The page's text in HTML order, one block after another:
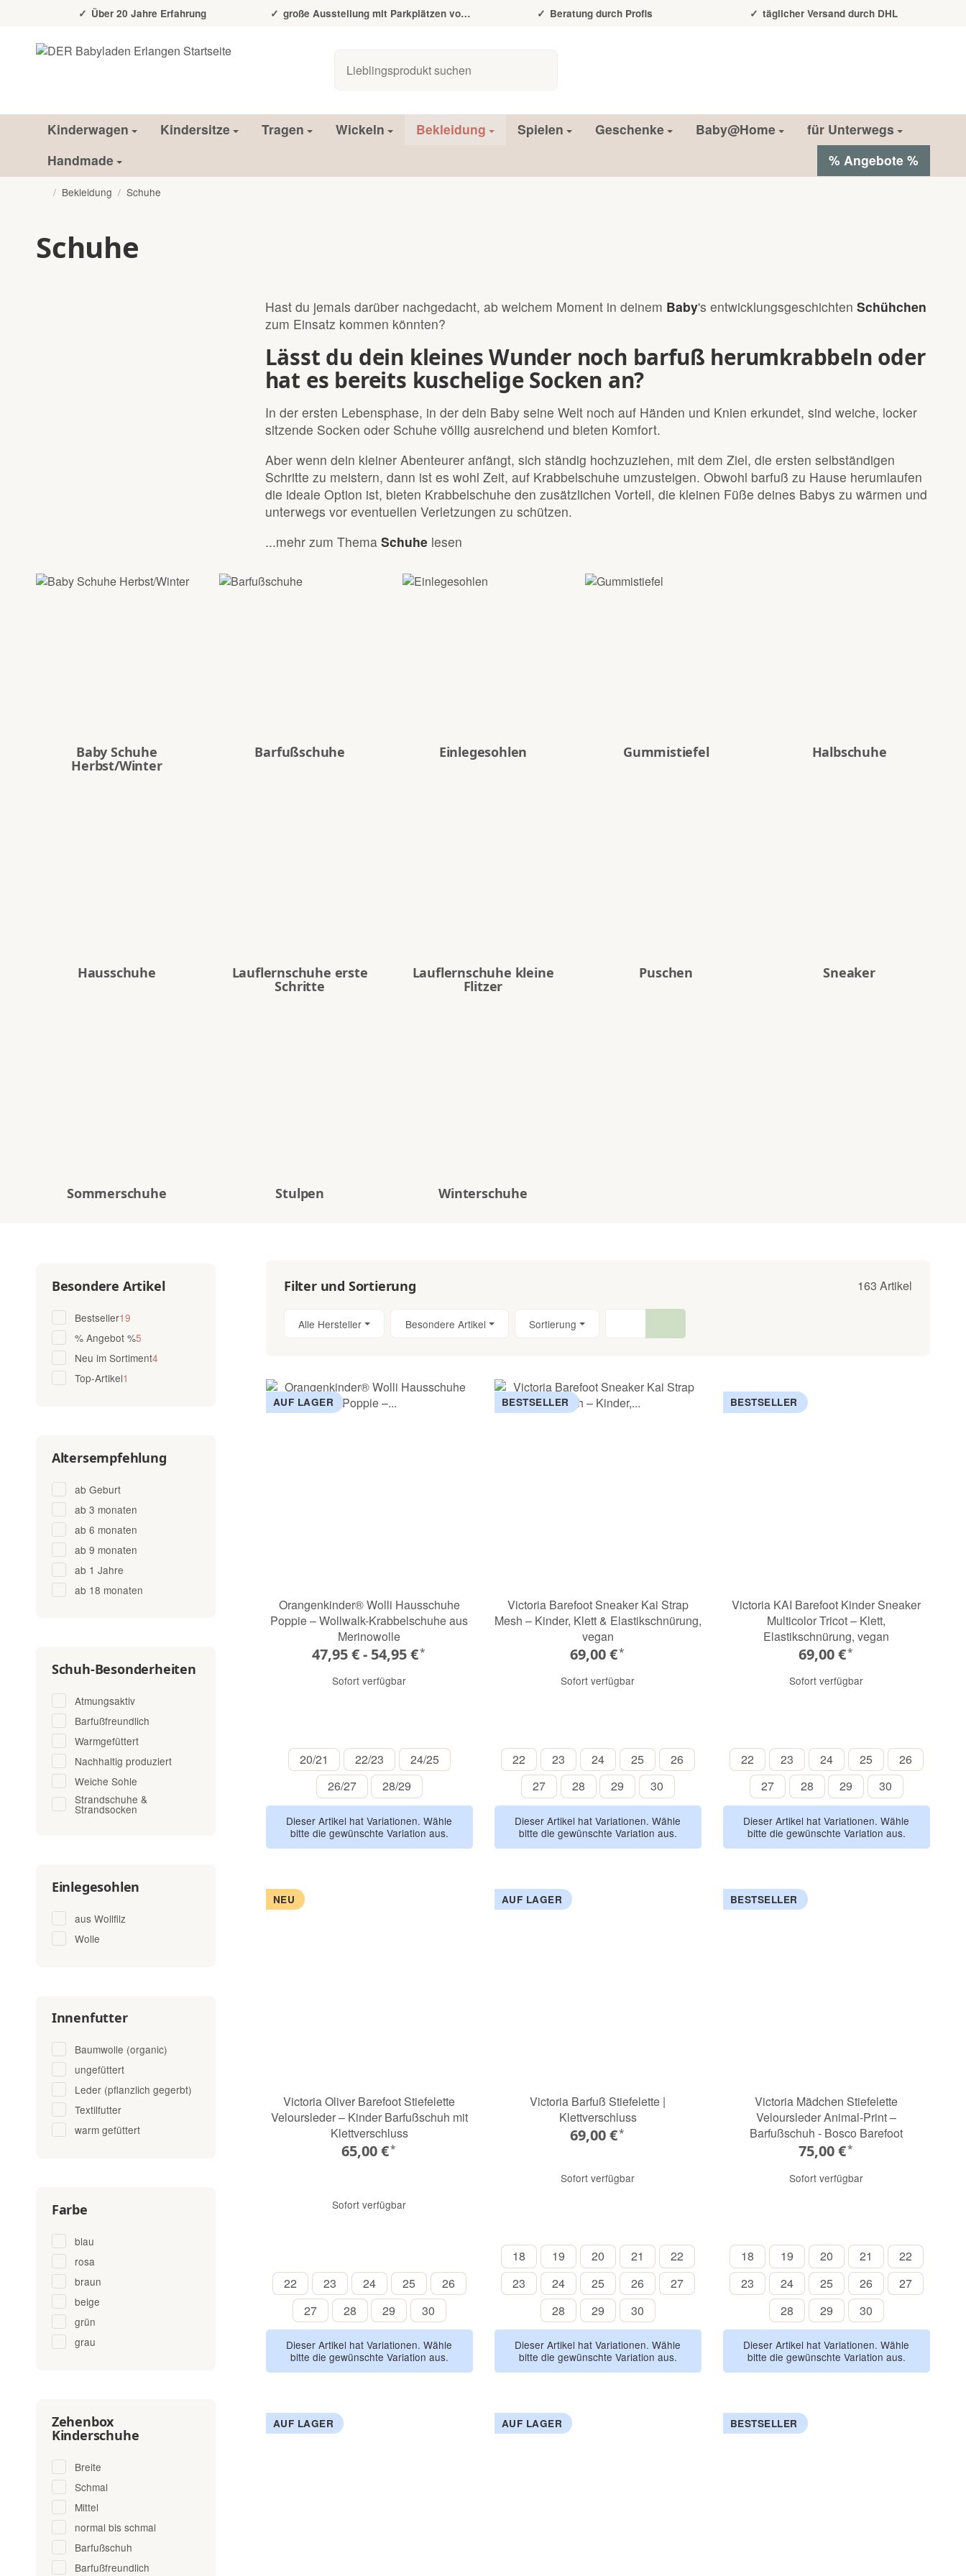
Über 20 Jahre Erfahrung große Ausstellung mit Parkplätzen vor der Tür Beratung durch Profis täglicher Versand durch DHL
Kinderwagen Kindersitze Tragen Wickeln Bekleidung Spielen Geschenke Baby@Home
für Unterwegs
Handmade
% Angebote %
/ Bekleidung / Schuhe
Schuhe
Hast du jemals darüber nachgedacht, ab welchem Moment in deinem Baby's entwicklungsgeschichten Schühchen
zum Einsatz kommen könnten?
Lässt du dein kleines Wunder noch barfuß herumkrabbeln oder
hat es bereits kuschelige Socken an?
In der ersten Lebensphase, in der dein Baby seine Welt noch auf Händen und Knien erkundet, sind weiche, locker
sitzende Socken oder Schuhe völlig ausreichend und bieten Komfort.
Aber wenn dein kleiner Abenteurer anfängt, sich ständig hochzuziehen, mit dem Ziel, die ersten selbständigen
Schritte zu meistern, dann ist es wohl Zeit, auf Krabbelschuhe umzusteigen. Obwohl barfuß zu Hause herumlaufen
die ideale Option ist, bieten Krabbelschuhe den zusätzlichen Vorteil, die kleinen Füße deines Babys zu wärmen und
unterwegs vor eventuellen Verletzungen zu schützen.
...mehr zum Thema Schuhelesen
Baby Schuhe
Herbst/Winter
Barfußschuhe Einlegesohlen Gummistiefel Halbschuhe
Hausschuhe Lauflernschuhe erste
Schritte
Lauflernschuhe kleine
Flitzer
Puschen Sneaker
Sommerschuhe Stulpen Winterschuhe
Filter und Sortierung 163 Artikel
Alle Hersteller Besondere Artikel Sortierung
AUF LAGER
Orangenkinder® Wolli Hausschuhe
Poppie – Wollwalk-Krabbelschuhe aus
Merinowolle
47,95 € - 54,95 €*
Sofort verfügbar
Schiffchen
Fuchs
Regenbogen
20/21 20/2122/2322/2324/2524/25
26/2726/2728/29
Dieser Artikel hat Variationen. Wähle
bitte die gewünschte Variation aus.
BESTSELLER
Victoria Barefoot Sneaker Kai Strap
Mesh – Kinder, Klett & Elastikschnürung,
vegan
69,00 €*
Sofort verfügbar
Blanco Rosa Azur Azur-blau-braun
Burdeos
22
23 2424 2525 2626
2727 2828 29 30
Dieser Artikel hat Variationen. Wähle
bitte die gewünschte Variation aus.
BESTSELLER
Victoria KAI Barefoot Kinder Sneaker
Multicolor Tricot – Klett,
Elastikschnürung, vegan
69,00 €*
Sofort verfügbar
Pink-RosaBlau-AzulMalva
Botella
22
23 2424 2525 2626
2727 2828 29 30
Dieser Artikel hat Variationen. Wähle
bitte die gewünschte Variation aus.
NEU
Victoria Oliver Barefoot Stiefelette
Veloursleder – Kinder Barfußschuh mit
Klettverschluss
65,00 €*
Sofort verfügbar
CAMELTAUPEBURDEOS
22
23 2424 2525 2626
2727 2828 29 30
Dieser Artikel hat Variationen. Wähle
bitte die gewünschte Variation aus.
AUF LAGER
Victoria Barfuß Stiefelette |
Klettverschluss
69,00 €*
Sofort verfügbar
ANTRACITA
MARINOTAUPEKAKI
MALVA
18
19 2020 21 2222
23
2424 2525 2626 2727
28
2929 3030
Dieser Artikel hat Variationen. Wähle
bitte die gewünschte Variation aus.
BESTSELLER
Victoria Mädchen Stiefelette
Veloursleder Animal-Print –
Barfußschuh - Bosco Barefoot
75,00 €*
Sofort verfügbar
KAKI
CUERO
18
19 2020 21 2222
23
2424 2525 2626 2727
28
2929 3030
Dieser Artikel hat Variationen. Wähle
bitte die gewünschte Variation aus.
AUF LAGER AUF LAGER BESTSELLER
Besondere Artikel
Bestseller19Artikel gefunden
% Angebot %5Artikel gefunden
Neu im Sortiment4Artikel gefunden
Top-Artikel1
Altersempfehlung
ab Geburt
ab 3 monaten
ab 6 monaten
ab 9 monaten
ab 1 Jahre
ab 18 monaten
Schuh-Besonderheiten
Atmungsaktiv
Barfußfreundlich
Warmgefüttert
Nachhaltig produziert
Weiche Sohle
Strandschuhe &
Strandsocken
Einlegesohlen
aus Wollfilz
Wolle
Innenfutter
Baumwolle (organic)
ungefüttert
Leder (pflanzlich gegerbt)
Textilfutter
warm gefüttert
Farbe
blau
rosa
braun
beige
grün
grau
Zehenbox
Kinderschuhe
Breite
Schmal
Mittel
normal bis schmal
Barfußschuh
Barfußfreundlich